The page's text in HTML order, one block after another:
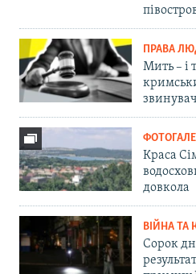
ПРАВА
Мить – і
Краса
довкола
ВІЙНА ТА
Сорок